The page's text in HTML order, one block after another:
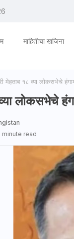
माहितीचा खजिना
मेहताब १८ व्या लोकसभेचे
लोकसभेचे
minute read